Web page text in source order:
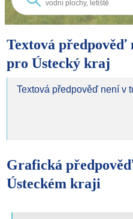
Textová
pro Ústecký kraj
Textová předpověď není v
Grafická
Ústeckém kraji